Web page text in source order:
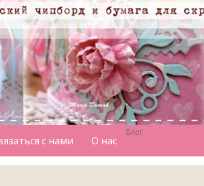
с нами О нас
Блог